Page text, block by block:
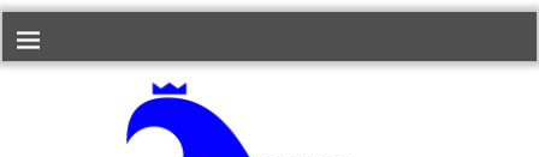
treści